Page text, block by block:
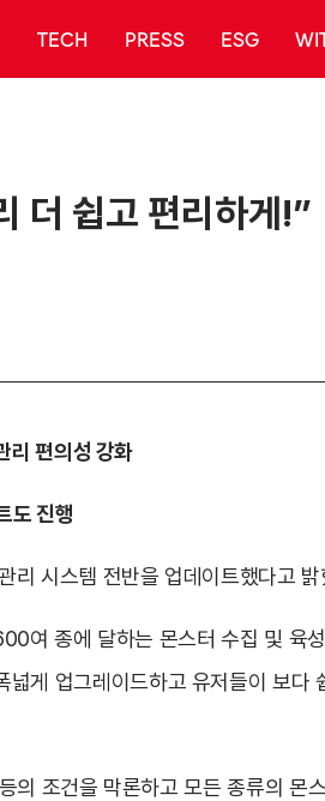
TECH PRESS ESG
더 쉽고 편리하게!”
리 편의성 강화
도 진행
리 시스템 전반을 업데이트했다고 밝
여 종에 달하는 몬스터 수집 및 육
게 업그레이드하고 유저들이 보다
의 조건을 막론하고 모든 종류의 몬